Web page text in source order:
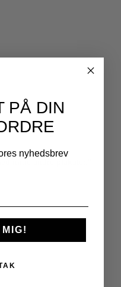
mine andre plakater."
PÅ DIN
nyhedsbrev